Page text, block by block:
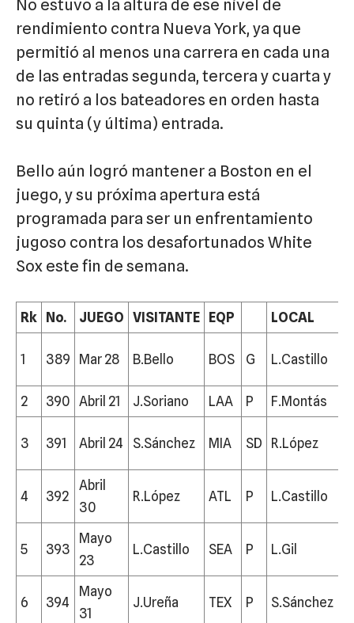
No estuvo a la altura de ese nivel de
rendimiento contra Nueva York, ya que
permitió al menos una carrera en cada una
de las entradas segunda, tercera y cuarta y
no retiró a los bateadores en orden hasta
su quinta (y última) entrada.
Bello aún logró mantener a Boston en el
juego, y su próxima apertura está
programada para ser un enfrentamiento
jugoso contra los desafortunados White
Sox este fin de semana.
Rk No. JUEGO VISITANTE EQP LOCAL
1 389 Mar 28 B.Bello BOS G L.Castillo
2 390 Abril 21 J.Soriano LAA P F.Montás
3 391 Abril 24 S.Sánchez MIA SD R.López
4 392
Abril
30
R.López ATL P L.Castillo
5 393
Mayo
23
L.Castillo SEA P L.Gil
6 394
Mayo
31
J.Ureña TEX P S.Sánchez